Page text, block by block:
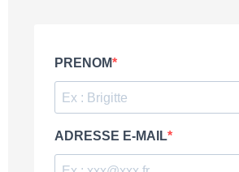
PRENOM
ADRESSE E-MAIL